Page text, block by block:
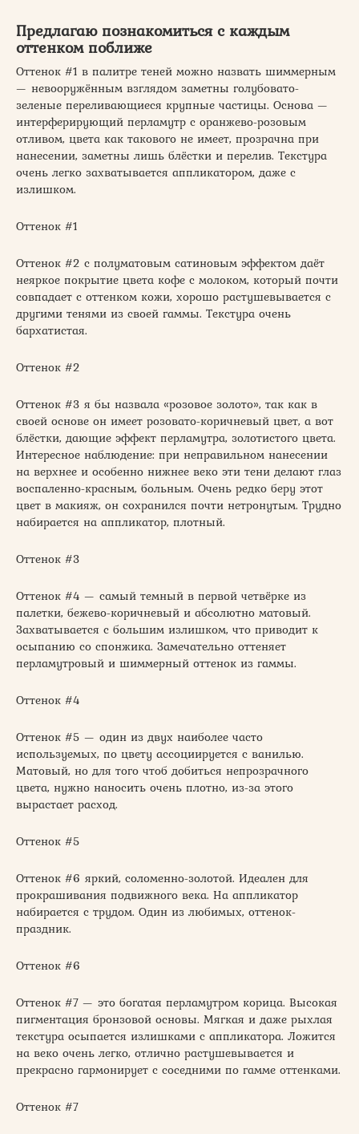
Предлагаю познакомиться с каждым
оттенком поближе
Оттенок #1 в палитре теней можно назвать шиммерным
— невооружённым взглядом заметны голубовато-
зеленые переливающиеся крупные частицы. Основа —
интерферирующий перламутр с оранжево-розовым
отливом, цвета как такового не имеет, прозрачна при
нанесении, заметны лишь блёстки и перелив. Текстура
очень легко захватывается аппликатором, даже с
излишком.
Оттенок #1
Оттенок #2 с полуматовым сатиновым эффектом даёт
неяркое покрытие цвета кофе с молоком, который почти
совпадает с оттенком кожи, хорошо растушевывается с
другими тенями из своей гаммы. Текстура очень
бархатистая.
Оттенок #2
Оттенок #3 я бы назвала «розовое золото», так как в
своей основе он имеет розовато-коричневый цвет, а вот
блёстки, дающие эффект перламутра, золотистого цвета.
Интересное наблюдение: при неправильном нанесении
на верхнее и особенно нижнее веко эти тени делают глаз
воспаленно-красным, больным. Очень редко беру этот
цвет в макияж, он сохранился почти нетронутым. Трудно
набирается на аппликатор, плотный.
Оттенок #3
Оттенок #4 — самый темный в первой четвёрке из
палетки, бежево-коричневый и абсолютно матовый.
Захватывается с большим излишком, что приводит к
осыпанию со спонжика. Замечательно оттеняет
перламутровый и шиммерный оттенок из гаммы.
Оттенок #4
Оттенок #5 — один из двух наиболее часто
используемых, по цвету ассоциируется с ванилью.
Матовый, но для того чтоб добиться непрозрачного
цвета, нужно наносить очень плотно, из-за этого
вырастает расход.
Оттенок #5
Оттенок #6 яркий, соломенно-золотой. Идеален для
прокрашивания подвижного века. На аппликатор
набирается с трудом. Один из любимых, оттенок-
праздник.
Оттенок #6
Оттенок #7 — это богатая перламутром корица. Высокая
пигментация бронзовой основы. Мягкая и даже рыхлая
текстура осыпается излишками с аппликатора. Ложится
на веко очень легко, отлично растушевывается и
прекрасно гармонирует с соседними по гамме оттенками.
Оттенок #7